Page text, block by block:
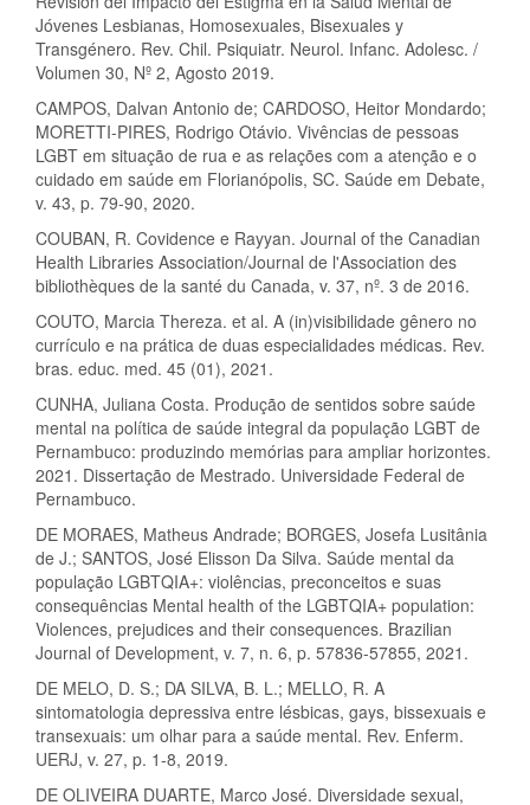
Jóvenes Lesbianas, Homosexuales, Bisexuales y
Transgénero. Rev. Chil. Psiquiatr. Neurol. Infanc. Adolesc. /
Volumen 30, Nº 2, Agosto 2019.
CAMPOS, Dalvan Antonio de; CARDOSO, Heitor Mondardo;
MORETTI-PIRES, Rodrigo Otávio. Vivências de pessoas
LGBT em situação de rua e as relações com a atenção e o
cuidado em saúde em Florianópolis, SC. Saúde em Debate,
v. 43, p. 79-90, 2020.
COUBAN, R. Covidence e Rayyan. Journal of the Canadian
Health Libraries Association/Journal de l'Association des
bibliothèques de la santé du Canada, v. 37, nº. 3 de 2016.
COUTO, Marcia Thereza. et al. A (in)visibilidade gênero no
currículo e na prática de duas especialidades médicas. Rev.
bras. educ. med. 45 (01), 2021.
CUNHA, Juliana Costa. Produção de sentidos sobre saúde
mental na política de saúde integral da população LGBT de
Pernambuco: produzindo memórias para ampliar horizontes.
2021. Dissertação de Mestrado. Universidade Federal de
Pernambuco.
DE MORAES, Matheus Andrade; BORGES, Josefa Lusitânia
de J.; SANTOS, José Elisson Da Silva. Saúde mental da
população LGBTQIA+: violências, preconceitos e suas
consequências Mental health of the LGBTQIA+ population:
Violences, prejudices and their consequences. Brazilian
Journal of Development, v. 7, n. 6, p. 57836-57855, 2021.
DE MELO, D. S.; DA SILVA, B. L.; MELLO, R. A
sintomatologia depressiva entre lésbicas, gays, bissexuais e
transexuais: um olhar para a saúde mental. Rev. Enferm.
UERJ, v. 27, p. 1-8, 2019.
DE OLIVEIRA DUARTE, Marco José. Diversidade sexual,